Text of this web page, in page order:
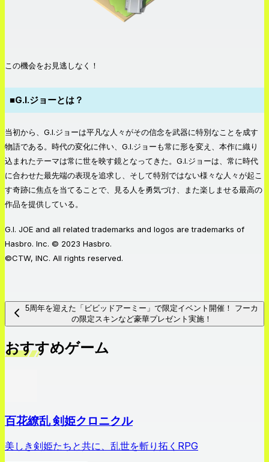
この機会をお見逃しなく！
■G.I.ジョーとは？
当初から、G.I.ジョーは平凡な人々がその信念を武器に特別なことを成す
物語である。時代の変化に伴い、G.I.ジョーも常に形を変え、本作に織り
込まれたテーマは常に世を映す鏡となってきた。G.I.ジョーは、常に時代
に合わせた最先端の表現を追求し、そして特別ではない様々な人々が起こ
す奇跡に焦点を当てることで、見る人を勇気づけ、また楽しませる最高の
作品を提供している。
G.I. JOE and all related trademarks and logos are trademarks of
Hasbro. Inc. © 2023 Hasbro.
©CTW, INC. All rights reserved.
5周年を迎えた「ビビッドアーミー」で限定イベント開催！ フーカ
の限定スキンなど豪華プレゼント実施！
おすすめゲーム
百花繚乱 剣姫クロニクル
美しき剣姫たちと共に、乱世を斬り拓くRPG